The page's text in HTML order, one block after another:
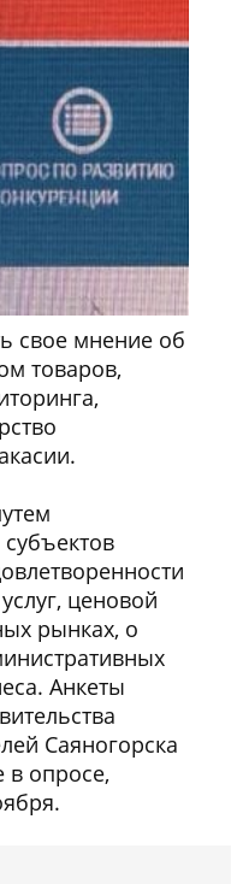
свое мнение об
товаров,
ценовой
рынках, о
Анкеты
Саяногорска
в опросе,